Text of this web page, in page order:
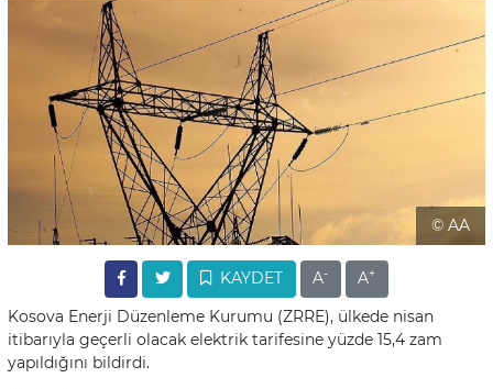
© AA
KAYDET A- A+
Kosova Enerji Düzenleme Kurumu (ZRRE), ülkede nisan
itibarıyla geçerli olacak elektrik tarifesine yüzde 15,4 zam
yapıldığını bildirdi.